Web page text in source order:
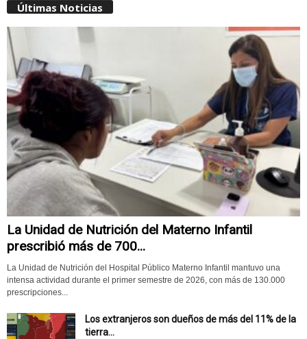
Últimas Noticias
La Unidad de Nutrición del Materno Infantil
prescribió más de 700...
La Unidad de Nutrición del Hospital Público Materno Infantil mantuvo una
intensa actividad durante el primer semestre de 2026, con más de 130.000
prescripciones...
Los extranjeros son dueños de más del 11% de la
tierra...